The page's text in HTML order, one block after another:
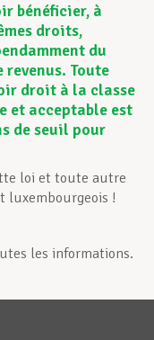
bénéficier, à
droits,
du
revenus. Toute
droit à la classe
et acceptable est
de seuil pour
loi et toute autre
luxembourgeois !
les informations.